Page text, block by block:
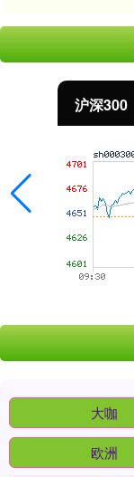
沪深300
大咖
欧洲